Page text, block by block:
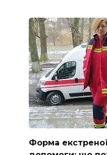
Форма